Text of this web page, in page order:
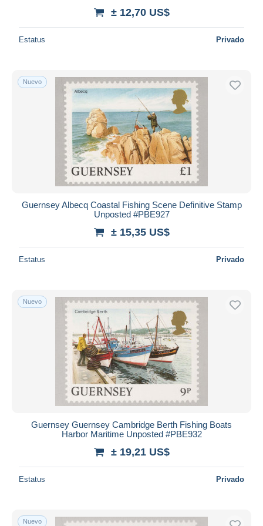
± 12,70 US$
Estatus Privado
Nuevo
Guernsey Albecq Coastal Fishing Scene Definitive Stamp
Unposted #PBE927
± 15,35 US$
Estatus Privado
Nuevo
Guernsey Guernsey Cambridge Berth Fishing Boats
Harbor Maritime Unposted #PBE932
± 19,21 US$
Estatus Privado
Nuevo